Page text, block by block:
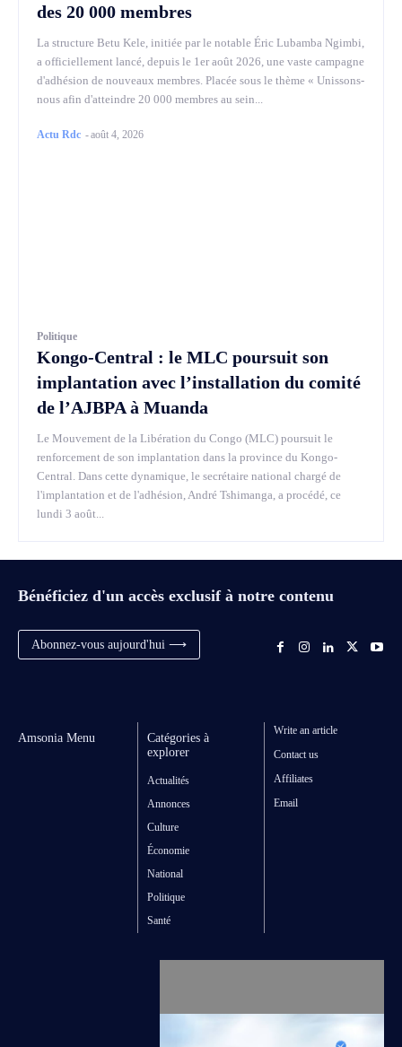
des 20 000 membres
La structure Betu Kele, initiée par le notable Éric Lubamba Ngimbi,
a officiellement lancé, depuis le 1er août 2026, une vaste campagne
d'adhésion de nouveaux membres. Placée sous le thème « Unissons-
nous afin d'atteindre 20 000 membres au sein...
Actu Rdc -août 4, 2026
Politique
Kongo-Central : le MLC poursuit son
implantation avec l’installation du comité
de l’AJBPA à Muanda
Le Mouvement de la Libération du Congo (MLC) poursuit le
renforcement de son implantation dans la province du Kongo-
Central. Dans cette dynamique, le secrétaire national chargé de
l'implantation et de l'adhésion, André Tshimanga, a procédé, ce
lundi 3 août...
Bénéficiez d'un accès exclusif à notre contenu
Abonnez-vous aujourd'hui ⟶
Amsonia Menu
Catégories à
explorer
Actualités
Annonces
Culture
Économie
National
Politique
Santé
Write an article
Contact us
Affiliates
Email